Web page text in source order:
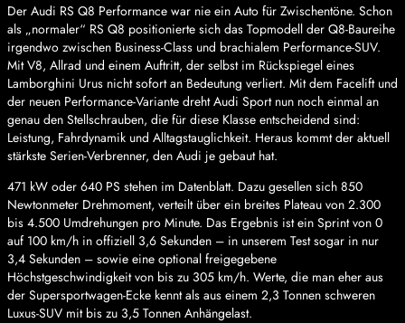
Der Audi RS Q8 Performance war nie ein Auto für Zwischentöne. Schon
als „normaler“ RS Q8 positionierte sich das Topmodell der Q8-Baureihe
irgendwo zwischen Business-Class und brachialem Performance-SUV.
Mit V8, Allrad und einem Auftritt, der selbst im Rückspiegel eines
Lamborghini Urus nicht sofort an Bedeutung verliert. Mit dem Facelift und
der neuen Performance-Variante dreht Audi Sport nun noch einmal an
genau den Stellschrauben, die für diese Klasse entscheidend sind:
Leistung, Fahrdynamik und Alltagstauglichkeit. Heraus kommt der aktuell
stärkste Serien-Verbrenner, den Audi je gebaut hat.
471 kW oder 640 PS stehen im Datenblatt. Dazu gesellen sich 850
Newtonmeter Drehmoment, verteilt über ein breites Plateau von 2.300
bis 4.500 Umdrehungen pro Minute. Das Ergebnis ist ein Sprint von 0
auf 100 km/h in offiziell 3,6 Sekunden – in unserem Test sogar in nur
3,4 Sekunden – sowie eine optional freigegebene
Höchstgeschwindigkeit von bis zu 305 km/h. Werte, die man eher aus
der Supersportwagen-Ecke kennt als aus einem 2,3 Tonnen schweren
Luxus-SUV mit bis zu 3,5 Tonnen Anhängelast.